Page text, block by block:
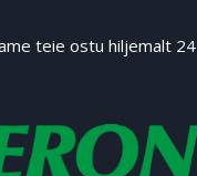
teie ostu hiljemalt 24